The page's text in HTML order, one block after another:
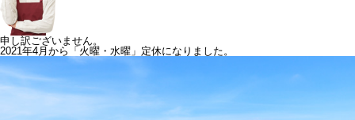
申し訳ございません。
2021年4月から「火曜・水曜」定休になりました。